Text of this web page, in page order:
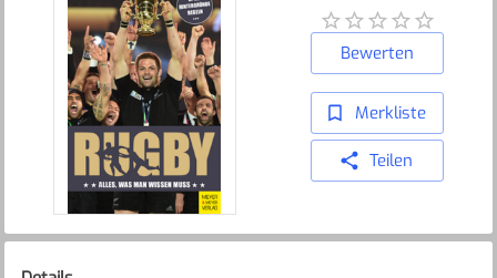
Bewerten
Merkliste
Teilen